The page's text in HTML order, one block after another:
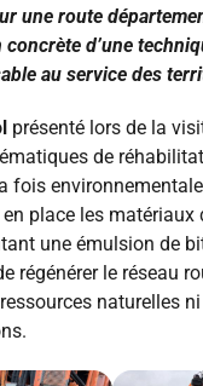
une route
d’une
au service des
présenté lors de la
de
fois
place les matériaux
une émulsion de
régénérer le réseau
naturelles